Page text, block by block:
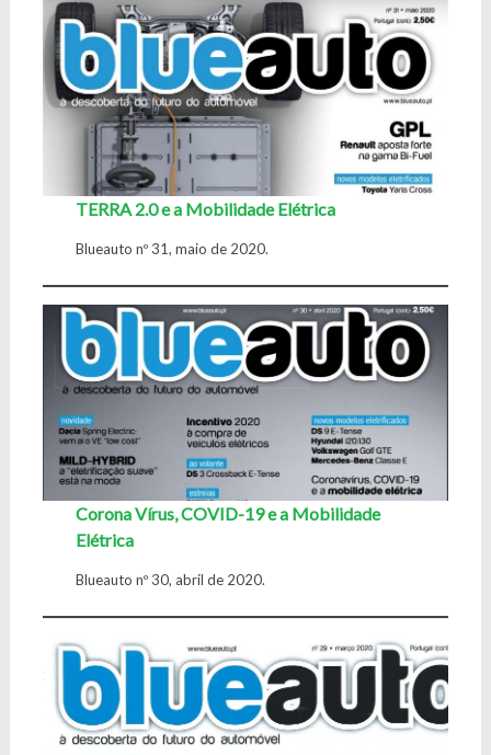
TERRA 2.0 e a Mobilidade Elétrica
Blueauto nº 31, maio de 2020.
Corona Vírus, COVID-19 e a Mobilidade
Elétrica
Blueauto nº 30, abril de 2020.